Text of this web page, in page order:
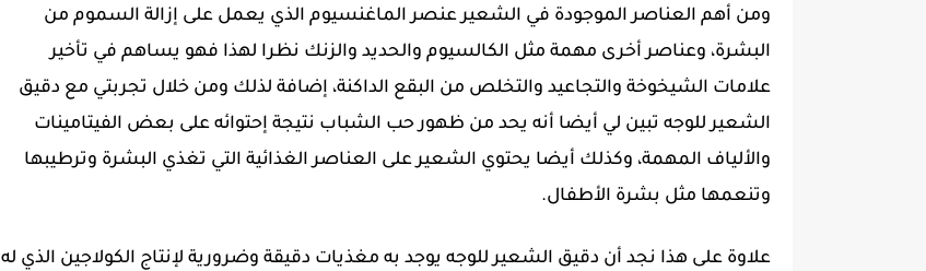
ومن أهم العناصر الموجودة في الشعير عنصر الماغنسيوم الذي يعمل على إزالة السموم من
البشرة، وعناصر أخرى مهمة مثل الكالسيوم والحديد والزنك نظرا لهذا فهو يساهم في تأخير
علامات الشيخوخة والتجاعيد والتخلص من البقع الداكنة، إضافة لذلك ومن خلال تجربتي مع دقيق
الشعير للوجه تبين لي أيضا أنه يحد من ظهور حب الشباب نتيجة إحتوائه على بعض الفيتامينات
والألياف المهمة، وكذلك أيضا يحتوي الشعير على العناصر الغذائية التي تغذي البشرة وترطيبها
وتنعمها مثل بشرة الأطفال.
علاوة على هذا نجد أن دقيق الشعير للوجه يوجد به مغذيات دقيقة وضرورية لإنتاج الكولاجين الذي له